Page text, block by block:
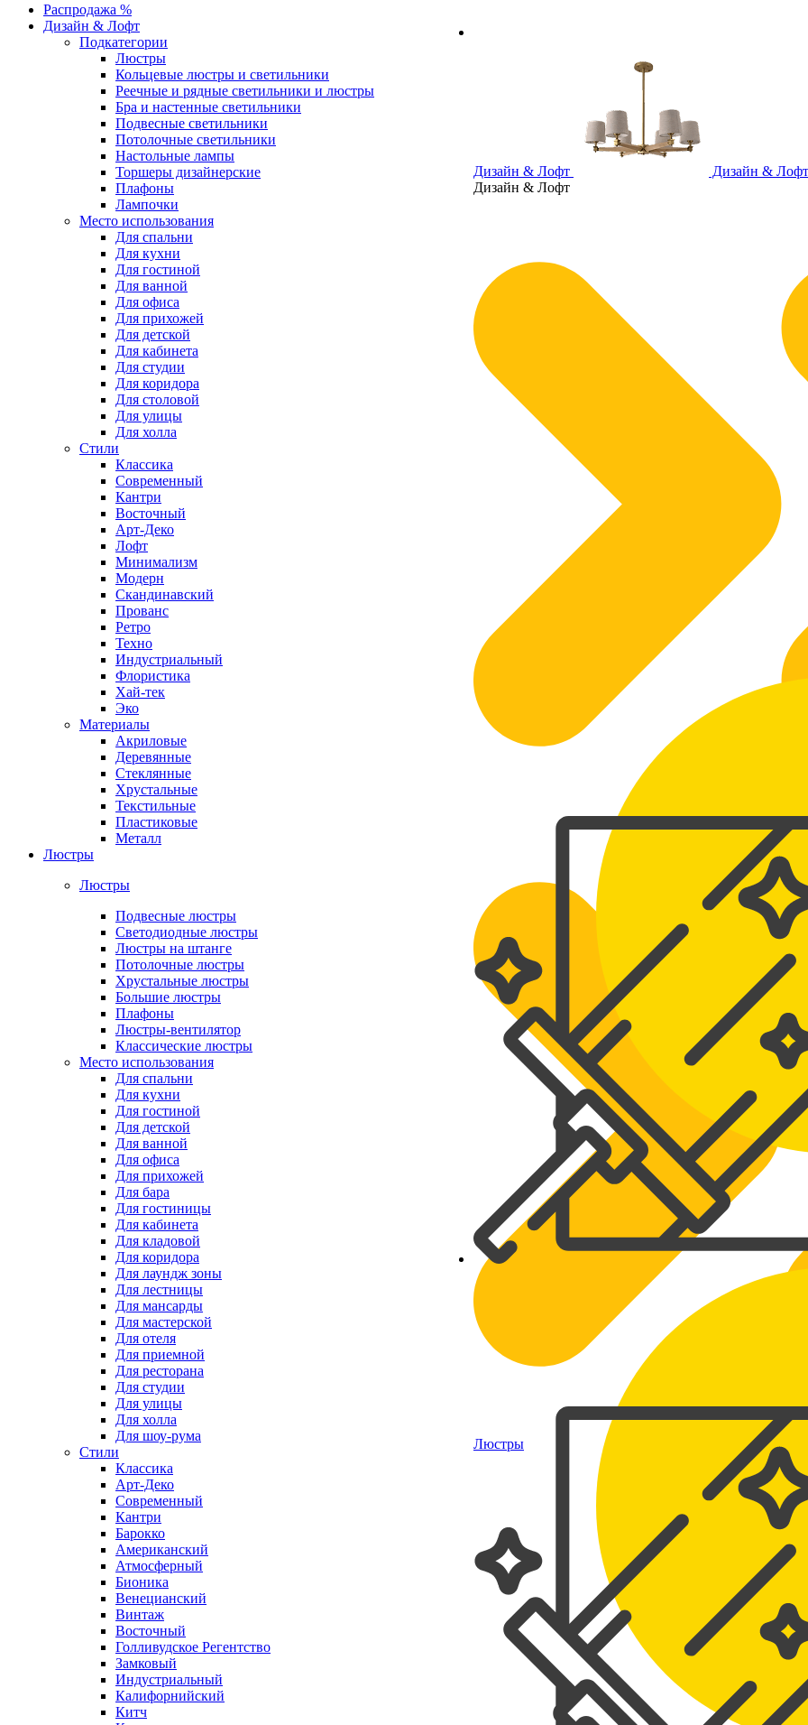
Дизайн & Лофт
Дизайн & Лофт
Дизайн & Лофт
Люстры
Распродажа %
Дизайн & Лофт
Подкатегории
Люстры
Кольцевые люстры и светильники
Реечные и рядные светильники и люстры
Бра и настенные светильники
Подвесные светильники
Потолочные светильники
Настольные лампы
Торшеры дизайнерские
Плафоны
Лампочки
Место использования
Для спальни
Для кухни
Для гостиной
Для ванной
Для офиса
Для прихожей
Для детской
Для кабинета
Для студии
Для коридора
Для столовой
Для улицы
Для холла
Стили
Классика
Современный
Кантри
Восточный
Арт-Деко
Лофт
Минимализм
Модерн
Скандинавский
Прованс
Ретро
Техно
Индустриальный
Флористика
Хай-тек
Эко
Материалы
Акриловые
Деревянные
Стеклянные
Хрустальные
Текстильные
Пластиковые
Металл
Люстры
Люстры
Подвесные люстры
Светодиодные люстры
Люстры на штанге
Потолочные люстры
Хрустальные люстры
Большие люстры
Плафоны
Люстры-вентилятор
Классические люстры
Место использования
Для спальни
Для кухни
Для гостиной
Для детской
Для ванной
Для офиса
Для прихожей
Для бара
Для гостиницы
Для кабинета
Для кладовой
Для коридора
Для лаундж зоны
Для лестницы
Для мансарды
Для мастерской
Для отеля
Для приемной
Для ресторана
Для студии
Для улицы
Для холла
Для шоу-рума
Стили
Классика
Арт-Деко
Современный
Кантри
Барокко
Американский
Атмосферный
Бионика
Венецианский
Винтаж
Восточный
Голливудское Регентство
Замковый
Индустриальный
Калифорнийский
Китч